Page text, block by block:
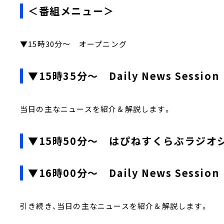
＜番組メニュー＞
▼15時30分～ オープニング
▼15時35分～ Daily News Session
当日の主なニュースを紹介＆解説します。
▼15時50分～ はぴねすくらぶラジオ
▼16時00分～ Daily News Session
引き続き、当日の主なニュースを紹介＆解説します。